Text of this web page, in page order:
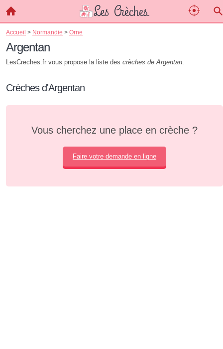
Accueil > Normandie > Orne
Argentan
LesCreches.fr vous propose la liste des crèches de Argentan.
Crèches d'Argentan
Vous cherchez une place en crèche ?
Faire votre demande en ligne